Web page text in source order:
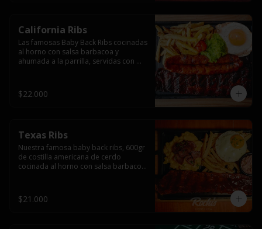
California Ribs
Las famosas Baby Back Ribs cocinadas
al horno con salsa barbacoa y
ahumada a la parrilla, servidas con
$22.000
Texas Ribs
Nuestra famosa baby back ribs, 600gr
de costilla americana de cerdo
cocinada al horno con salsa barbacoa
tocino ahumado laminado, papas
fritas  y un huevo frito.
$21.000